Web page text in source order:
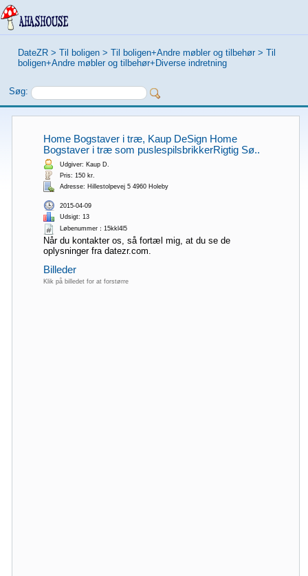
DateZR > Til boligen > Til boligen+Andre møbler og tilbehør > Til
boligen+Andre møbler og tilbehør+Diverse indretning
Søg:
Home Bogstaver i træ, Kaup DeSign Home
Bogstaver i træ som puslespilsbrikkerRigtig Sø..
Udgiver: Kaup D.
Pris: 150 kr.
Adresse: Hillestolpevej 5 4960 Holeby
2015-04-09
Udsigt: 13
Løbenummer：15kkl4l5
Når du kontakter os, så fortæl mig, at du se de
oplysninger fra datezr.com.
Billeder
Klik på billedet for at forstørre